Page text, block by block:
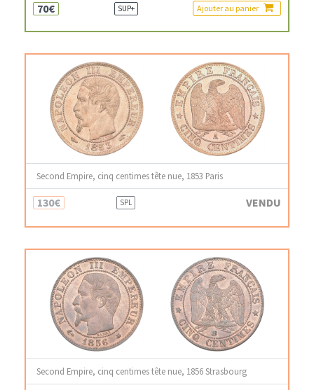
70€ SUP+ Ajouter au panier
Second Empire, cinq centimes tête nue, 1853 Paris
130€ SPL VENDU
Second Empire, cinq centimes tête nue, 1856 Strasbourg